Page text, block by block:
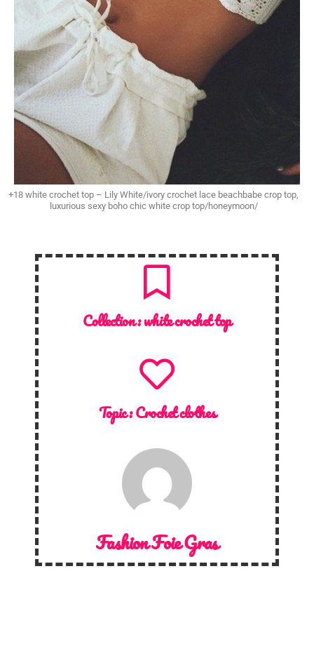
+18 white crochet top – Lily White/ivory crochet lace beachbabe crop top,
luxurious sexy boho chic white crop top/honeymoon/
Collection :white crochet top
Topic :Crochet clothes
Fashion Foie Gras